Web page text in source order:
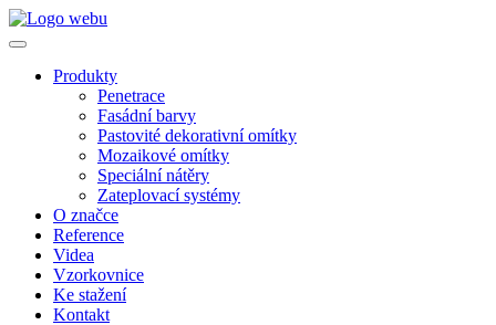
Produkty
Penetrace
Fasádní barvy
Pastovité dekorativní omítky
Mozaikové omítky
Speciální nátěry
Zateplovací systémy
O značce
Reference
Videa
Vzorkovnice
Ke stažení
Kontakt